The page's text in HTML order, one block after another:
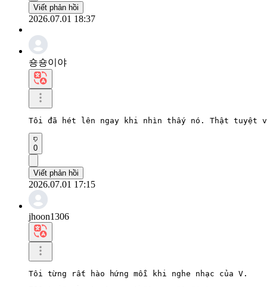
Viết phản hồi
2026.07.01 18:37
숑숑이야
Tôi đã hét lên ngay khi nhìn thấy nó. Thật tuyệt
0
Viết phản hồi
2026.07.01 17:15
jhoon1306
Tôi từng rất hào hứng mỗi khi nghe nhạc của V.